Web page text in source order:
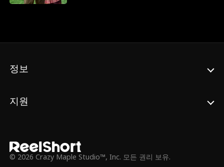
정보
지원
© 2026 Crazy Maple Studio™, Inc. 모든 권리 보유.